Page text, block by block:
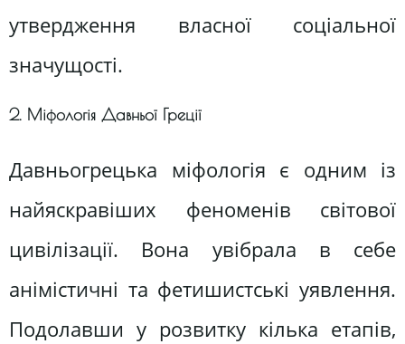
утвердження власної соціальної
значущості.
2. Міфологія Давньої Греції
Давньогрецька міфологія є одним із
найяскравіших феноменів світової
цивілізації. Вона увібрала в себе
анімістичні та фетишистські уявлення.
Подолавши у розвитку кілька етапів,